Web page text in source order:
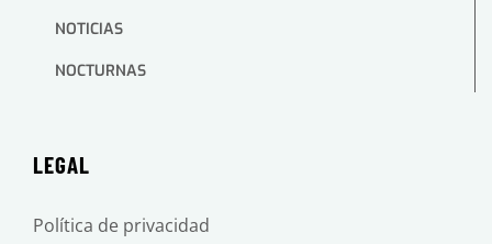
NOTICIAS
NOCTURNAS
LEGAL
Política de privacidad